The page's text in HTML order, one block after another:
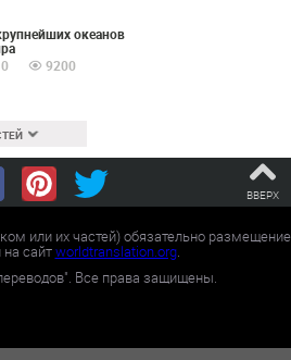
океанов
0
9200
ВВЕРХ
или их частей) обязательно размещение
сайтworldtranslation.org.
Все права защищены.